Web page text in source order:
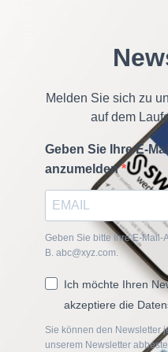
Melden Sie sich zu
auf dem
Geben Sie Ihre E-
anzumelden
Geben Sie bitte Ihre E-Mail-
B. abc@xyz.com.
Ich möchte Ihren
akzeptiere die
Sie können den Newsletter
unserem Newsletter